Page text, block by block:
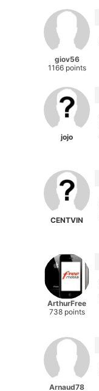
giov56
1166 points
jojo
CENTVIN
ArthurFree
738 points
Arnaud78